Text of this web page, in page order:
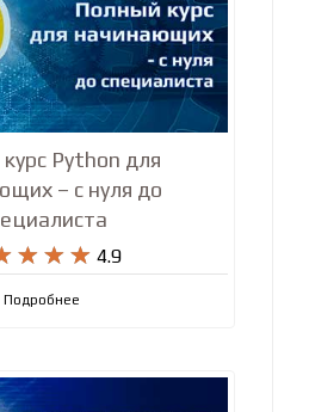
Python для
– с нуля до
  
   4.9
Подробнее